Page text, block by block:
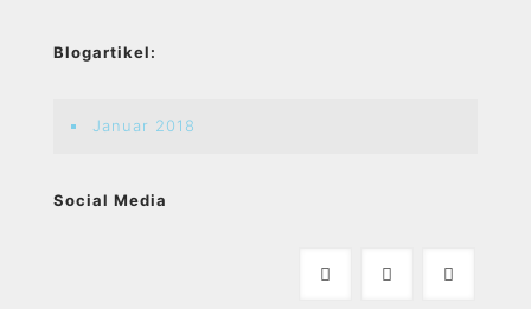
Blogartikel:
Januar 2018
Social Media